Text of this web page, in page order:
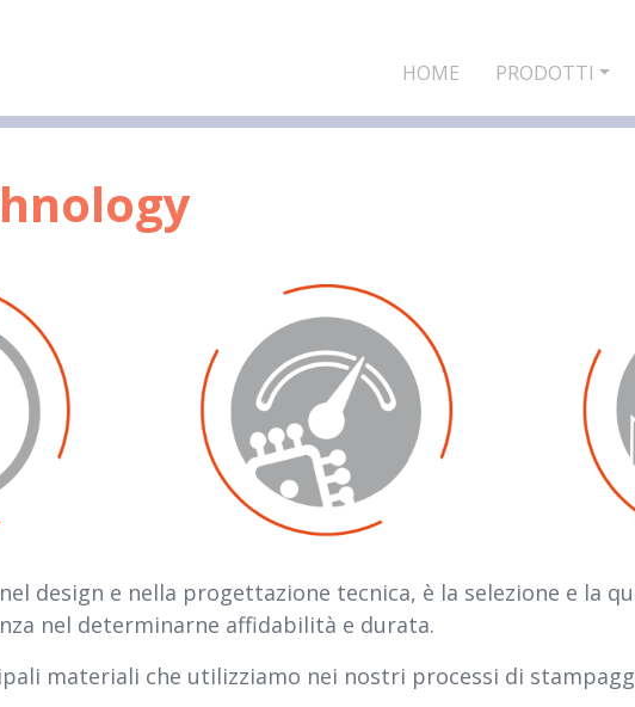
HOME PRODOTTI
nel design e nella progettazione tecnica, è la selezione e
nel determinarne affidabilità e durata.
materiali che utilizziamo nei nostri processi di